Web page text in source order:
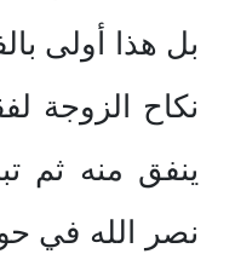
بل هذا أولى
نكاح الزوجة
ينفق منه ثم
نصر الله في